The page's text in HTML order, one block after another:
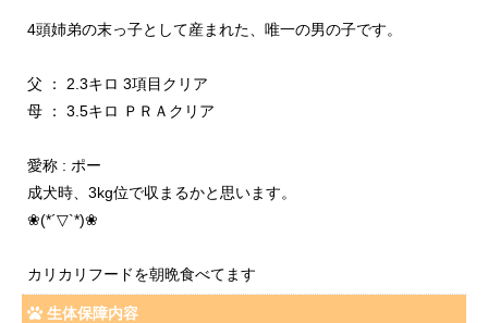
4頭姉弟の末っ子として産まれた、唯一の男の子です。
父 ： 2.3キロ 3項目クリア
母 ： 3.5キロ ＰＲＡクリア
愛称 : ポー
成犬時、3kg位で収まるかと思います。
❀(*´▽`*)❀
カリカリフードを朝晩食べてます
生体保障内容